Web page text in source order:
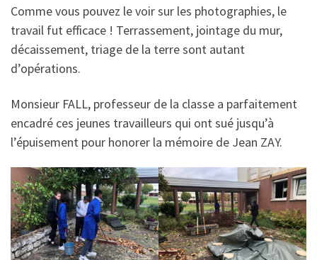
Comme vous pouvez le voir sur les photographies, le
travail fut efficace ! Terrassement, jointage du mur,
décaissement, triage de la terre sont autant
d’opérations.
Monsieur FALL, professeur de la classe a parfaitement
encadré ces jeunes travailleurs qui ont sué jusqu’à
l’épuisement pour honorer la mémoire de Jean ZAY.